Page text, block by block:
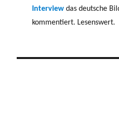
Interview das deutsche
kommentiert. Lesenswert.